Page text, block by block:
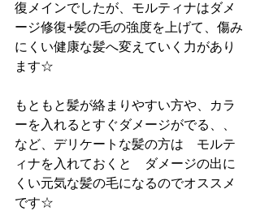
復メインでしたが、モルティナはダメ
ージ修復+髪の毛の強度を上げて、傷み
にくい健康な髪へ変えていく力があり
ます☆
もともと髪が絡まりやすい方や、カラ
ーを入れるとすぐダメージがでる、、
など、デリケートな髪の方は　モルテ
ィナを入れておくと　ダメージの出に
くい元気な髪の毛になるのでオススメ
です☆